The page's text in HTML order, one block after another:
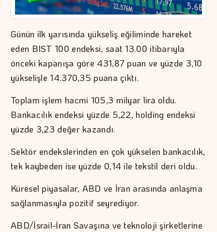
Günün ilk yarısında yükseliş eğiliminde hareket
eden BIST 100 endeksi, saat 13.00 itibarıyla
önceki kapanışa göre 431,87 puan ve yüzde 3,10
yükselişle 14.370,35 puana çıktı.
Toplam işlem hacmi 105,3 milyar lira oldu.
Bankacılık endeksi yüzde 5,22, holding endeksi
yüzde 3,23 değer kazandı.
Sektör endekslerinden en çok yükselen bankacılık,
tek kaybeden ise yüzde 0,14 ile tekstil deri oldu.
Küresel piyasalar, ABD ve İran arasında anlaşma
sağlanmasıyla pozitif seyrediyor.
ABD/İsrail-İran Savaşına ve teknoloji şirketlerine